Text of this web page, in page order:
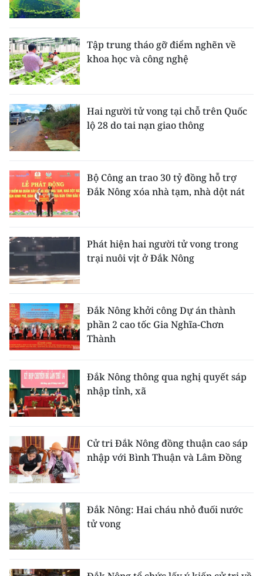
Tập trung tháo gỡ điểm nghẽn về
khoa học và công nghệ
Hai người tử vong tại chỗ trên Quốc
lộ 28 do tai nạn giao thông
Bộ Công an trao 30 tỷ đồng hỗ trợ
Đắk Nông xóa nhà tạm, nhà dột nát
Phát hiện hai người tử vong trong
trại nuôi vịt ở Đắk Nông
Đắk Nông khởi công Dự án thành
phần 2 cao tốc Gia Nghĩa-Chơn
Thành
Đắk Nông thông qua nghị quyết sáp
nhập tỉnh, xã
Cử tri Đắk Nông đồng thuận cao sáp
nhập với Bình Thuận và Lâm Đồng
Đắk Nông: Hai cháu nhỏ đuối nước
tử vong